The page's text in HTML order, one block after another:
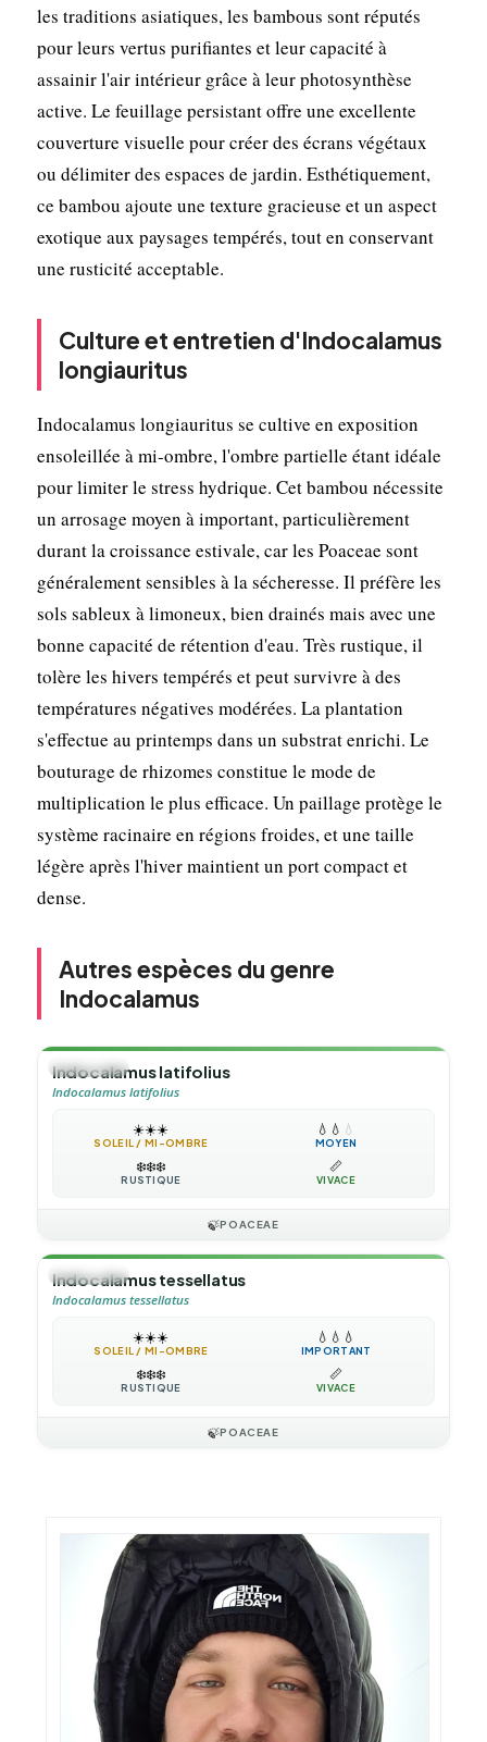
les traditions asiatiques, les bambous sont réputés
pour leurs vertus purifiantes et leur capacité à
assainir l'air intérieur grâce à leur photosynthèse
active. Le feuillage persistant offre une excellente
couverture visuelle pour créer des écrans végétaux
ou délimiter des espaces de jardin. Esthétiquement,
ce bambou ajoute une texture gracieuse et un aspect
exotique aux paysages tempérés, tout en conservant
une rusticité acceptable.
Culture et entretien d'Indocalamus
longiauritus
Indocalamus longiauritus se cultive en exposition
ensoleillée à mi-ombre, l'ombre partielle étant idéale
pour limiter le stress hydrique. Cet bambou nécessite
un arrosage moyen à important, particulièrement
durant la croissance estivale, car les Poaceae sont
généralement sensibles à la sécheresse. Il préfère les
sols sableux à limoneux, bien drainés mais avec une
bonne capacité de rétention d'eau. Très rustique, il
tolère les hivers tempérés et peut survivre à des
températures négatives modérées. La plantation
s'effectue au printemps dans un substrat enrichi. Le
bouturage de rhizomes constitue le mode de
multiplication le plus efficace. Un paillage protège le
système racinaire en régions froides, et une taille
légère après l'hiver maintient un port compact et
dense.
Autres espèces du genre
Indocalamus
🎋BAMBOU
Indocalamus latifolius
Indocalamus latifolius
☀️☀️☀️
SOLEIL / MI-OMBRE
💧 💧 💧
MOYEN
❄️❄️❄️
RUSTIQUE
📏
VIVACE
🍃POACEAE
🎋BAMBOU
Indocalamus tessellatus
Indocalamus tessellatus
☀️☀️☀️
SOLEIL / MI-OMBRE
💧 💧 💧
IMPORTANT
❄️❄️❄️
RUSTIQUE
📏
VIVACE
🍃POACEAE